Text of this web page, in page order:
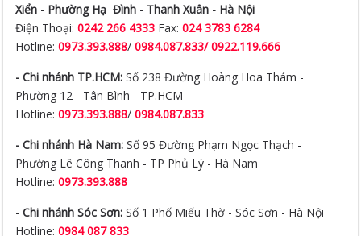
Xiển - Phường Hạ Đình - Thanh Xuân - Hà Nội
Điện Thoại:0242 266 4333 Fax:024 3783 6284
Hotline:0973.393.888/0984.087.833/ 0922.119.666
- Chi nhánh TP.HCM: Số 238 Đường Hoàng Hoa Thám -
Phường 12 - Tân Bình - TP.HCM
Hotline:0973.393.888/0984.087.833
- Chi nhánh Hà Nam: Số 95 Đường Phạm Ngọc Thạch -
Phường Lê Công Thanh - TP Phủ Lý - Hà Nam
Hotline:0973.393.888
- Chi nhánh Sóc Sơn: Số 1 Phố Miếu Thờ - Sóc Sơn - Hà Nội
Hotline:0984 087 833